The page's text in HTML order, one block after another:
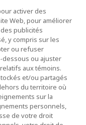
| New York
activer des
Web, pour améliorer
publicités
y compris sur les
ou refuser
dessous ou ajuster
aux témoins.
et/ou partagés
du territoire où
sur la
personnels,
de votre droit